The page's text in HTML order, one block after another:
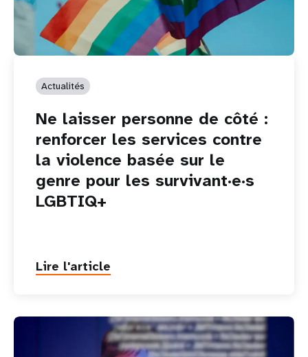
Actualités
Ne laisser personne de côté :
renforcer les services contre
la violence basée sur le
genre pour les survivant·e·s
LGBTIQ+
Lire l'article